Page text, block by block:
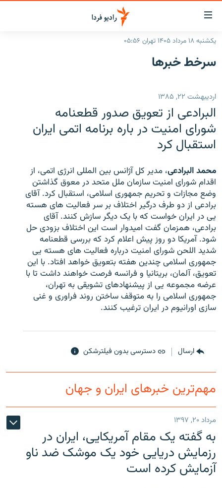
لینک‌های
قابلیت
دسترسی
بازگشت
اصلی
رفتن
صفحه
جستجو
ایران
رادیو
انتخاب کنید و بشنوید
برنامه‌های رادیویی
پادکست
چندرسانه‌ای
گزارش‌های ویدئویی
English
به ما بپیوندید
زبان‌های دیگر
یکشنبه ۱۸ مرداد ۱۴۰۵ تهران ۰۵:۵۶
سرخط‌ خبرها
اردیبهشت ۲۲, ۱۳۸۵
البرادعی از تعویق صدور قطعنامه
شورای امنیت در باره برنامه اتمی ایران
استقبال کرد
محمد البرادعی، مدیر کل آژانس بین المللی انرژی اتمی، از
اقدام شورای امنیت سازمان ملل متحد در معوق گذاشتن
وضع مجازات و تحریم جمهوری اسلامی، استقبال کرد. آقای
برادعی از دو طرف درگیر اختلاف بر سر فعالیت های هسته
یی در ایران خواست که با یک دیگر سازش کنند. آقای
برادعی، همزمان گفت امیدوار است این اختلاف بزودی حل
شود. آمریکا دو روز پیش اعلام کرد که بررسی قطعنامه
شدید اللحن شورای امنیت درباره فعالیت های هسته یی
جمهوری اسلامی چندین هفته بتعویق خواهد افتاد. با این
تعویق، آلمان، بریتانیا و فرانسه فرصت خواهند داشت تا با
عرضه مجموعه یی از پیشنهادهای تشویقی به تهران،
جمهوری اسلامی را به متوقف ساختن روند فراوری و غنی
سازی اورانیوم در ایران ترغیب کنند.
ارسال دسترسی بدون فیلترشکن
مهم‌ترین خبرهای ایران و جهان
مرداد ۲۰, ۱۳۹۷
به گفته یک مقام آمریکایی، ایران در
رزمایش دریایی خود یک موشک ضد ناو
آزمایش کرده است